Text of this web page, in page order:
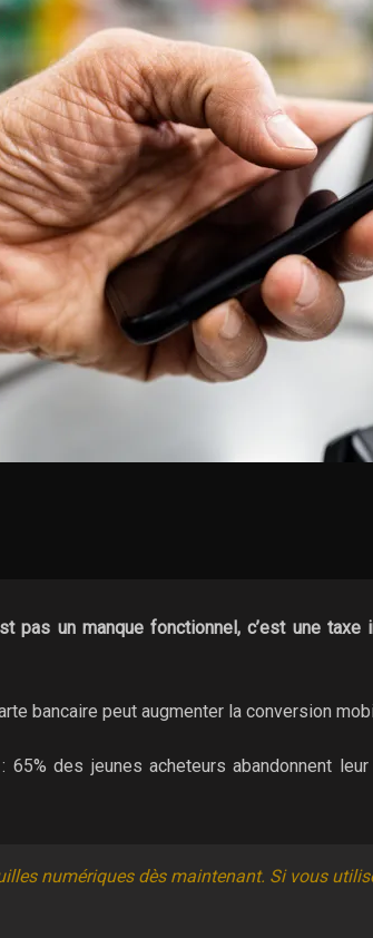
pas un manque fonctionnel, c’est une
bancaire peut augmenter la conversion
65% des jeunes acheteurs abandonnent
numériques dès maintenant. Si vous